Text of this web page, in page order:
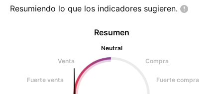
Resumiendo lo que los indicadores sugieren.
Resumen
Neutral
Venta
Compra
Fuerte venta Fuerte compra